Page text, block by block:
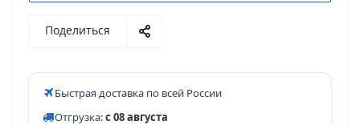
Поделиться
Быстрая доставка по всей России
Отгрузка:с 08 августа